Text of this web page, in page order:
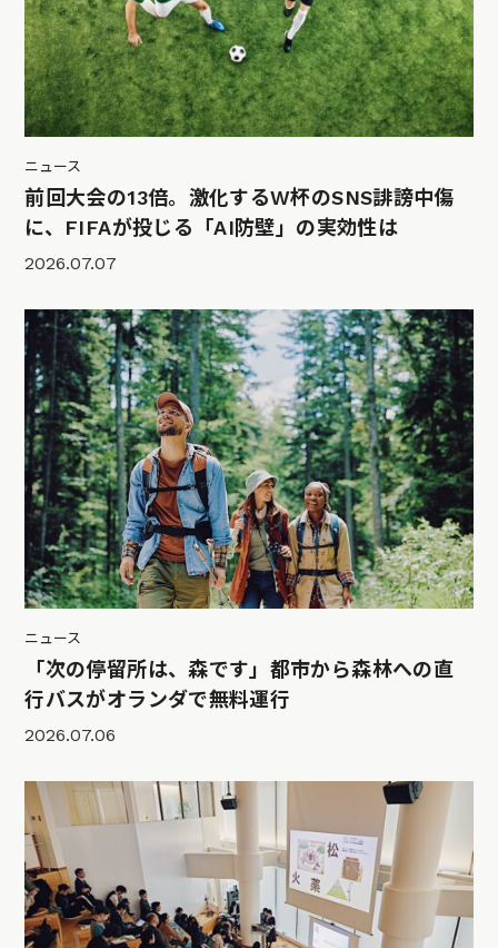
ニュース
前回大会の13倍。激化するW杯のSNS誹謗中傷
に、FIFAが投じる「AI防壁」の実効性は
2026.07.07
ニュース
「次の停留所は、森です」都市から森林への直
行バスがオランダで無料運行
2026.07.06